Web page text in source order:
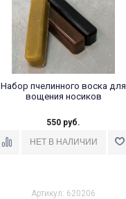
Набор пчелинного воска для
вощения носиков
550 руб.
Артикул: 620206